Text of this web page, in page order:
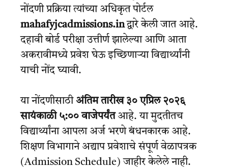
नोंदणी प्रक्रिया त्यांच्या अधिकृत पोर्टल
mahafyjcadmissions.inद्वारे केली जात आहे.
दहावी बोर्ड परीक्षा उत्तीर्ण झालेल्या आणि आता
अकरावीमध्ये प्रवेश घेऊ इच्छिणाऱ्या विद्यार्थ्यांनी
याची नोंद घ्यावी.
या नोंदणीसाठी अंतिम तारीख ३० एप्रिल २०२६
सायंकाळी ५:०० वाजेपर्यंतआहे. या मुदतीतच
विद्यार्थ्यांना आपला अर्ज भरणे बंधनकारक आहे.
शिक्षण विभागाने अद्याप प्रवेशाचे संपूर्ण वेळापत्रक
(Admission Schedule) जाहीर केलेले नाही.